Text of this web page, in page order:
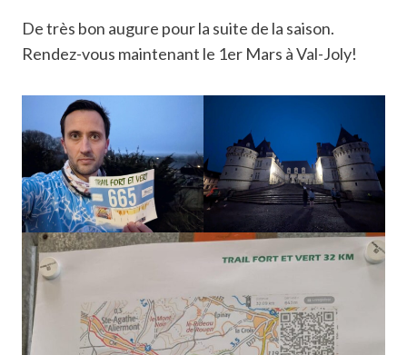
De très bon augure pour la suite de la saison.
Rendez-vous maintenant le 1er Mars à Val-Joly!